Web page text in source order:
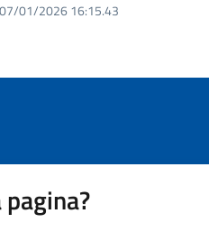
07/01/2026 16:15.43